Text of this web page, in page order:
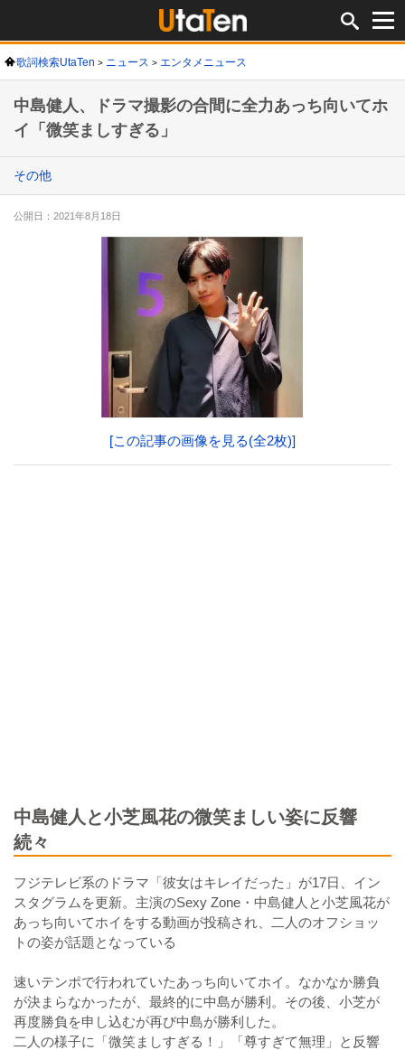
歌詞検索UtaTen ニュース エンタメニュース
中島健人、ドラマ撮影の合間に全力あっち向いてホ
イ「微笑ましすぎる」
その他
公開日：2021年8月18日
[この記事の画像を見る(全2枚)]
中島健人と小芝風花の微笑ましい姿に反響
続々
フジテレビ系のドラマ「彼女はキレイだった」が17日、イン
スタグラムを更新。主演のSexy Zone・中島健人と小芝風花が
あっち向いてホイをする動画が投稿され、二人のオフショッ
トの姿が話題となっている
速いテンポで行われていたあっち向いてホイ。なかなか勝負
が決まらなかったが、最終的に中島が勝利。その後、小芝が
再度勝負を申し込むが再び中島が勝利した。
二人の様子に「微笑ましすぎる！」「尊すぎて無理」と反響